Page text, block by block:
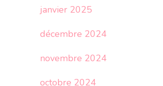
janvier 2025
décembre 2024
novembre 2024
octobre 2024